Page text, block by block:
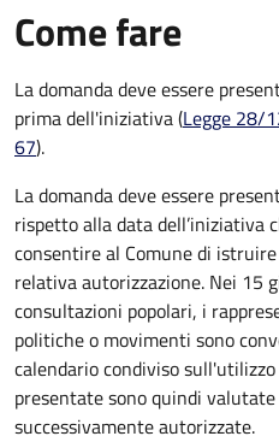
Come fare
La domanda deve essere
primadell'iniziativa (Legge 28/
67).
La domanda deve essere
rispetto alla data dell’iniziativa
consentire al Comune di
relativa autorizzazione. Nei 15
consultazioni popolari, i
politiche o movimenti sono
calendario condiviso
presentate sono quindi
successivamente autorizzate.